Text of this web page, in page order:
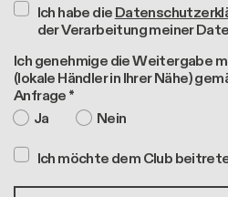
Ich habe die
der Verarbeitung meiner
Ich genehmige die Weitergabe
(lokale Händler in Ihrer Nähe)
Anfrage *
Ja
Nein
Ich möchte dem Club